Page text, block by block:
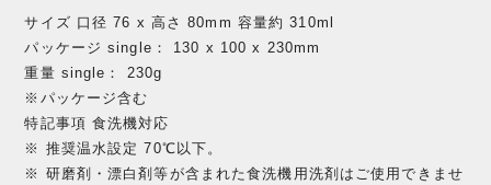
サイズ 口径 76 x 高さ 80mm 容量約 310ml
パッケージ single： 130 x 100 x 230mm
重量 single： 230g
※パッケージ含む
特記事項 食洗機対応
※ 推奨温水設定 70℃以下。
※ 研磨剤・漂白剤等が含まれた食洗機用洗剤はご使用できませ